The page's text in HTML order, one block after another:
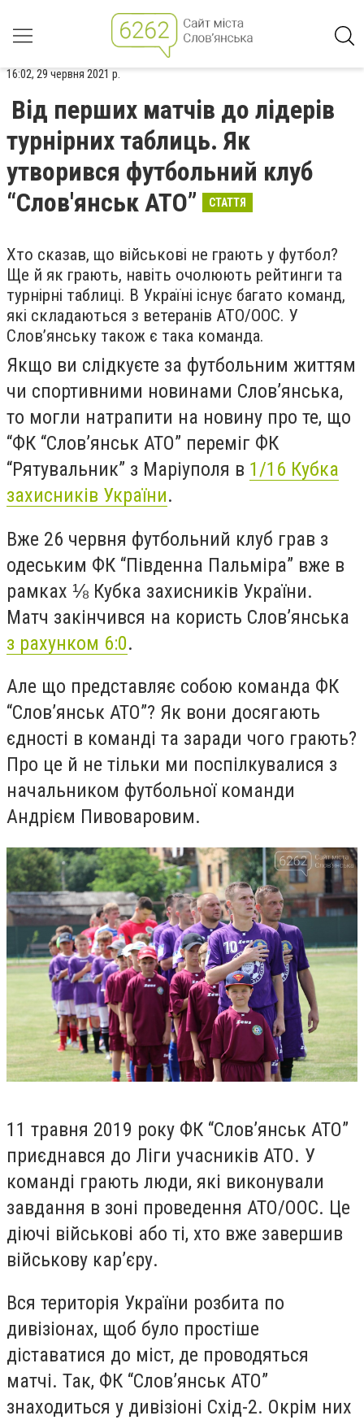
16:02, 29 червня 2021 р.
Від перших матчів до лідерів
турнірних таблиць. Як
утворився футбольний клуб
“Слов'янськ АТО”
СТАТТЯ
Хто сказав, що військові не грають у футбол?
Ще й як грають, навіть очолюють рейтинги та
турнірні таблиці. В Україні існує багато команд,
які складаються з ветеранів АТО/ООС. У
Слов’янську також є така команда.
Якщо ви слідкуєте за футбольним життям
чи спортивними новинами Слов’янська,
то могли натрапити на новину про те, що
“ФК “Слов’янськ АТО” переміг ФК
“Рятувальник” з Маріуполя в 1/16 Кубка
захисників України.
Вже 26 червня футбольний клуб грав з
одеським ФК “Південна Пальміра” вже в
рамках ⅛ Кубка захисників України.
Матч закінчився на користь Слов’янська
з рахунком 6:0.
Але що представляє собою команда ФК
“Слов’янськ АТО”? Як вони досягають
єдності в команді та заради чого грають?
Про це й не тільки ми поспілкувалися з
начальником футбольної команди
Андрієм Пивоваровим.
11 травня 2019 року ФК “Слов’янськ АТО”
приєднався до Ліги учасників АТО. У
команді грають люди, які виконували
завдання в зоні проведення АТО/ООС. Це
діючі військові або ті, хто вже завершив
військову кар’єру.
Вся територія України розбита по
дивізіонах, щоб було простіше
діставатися до міст, де проводяться
матчі. Так, ФК “Слов’янськ АТО”
знаходиться у дивізіоні Схід-2. Окрім них